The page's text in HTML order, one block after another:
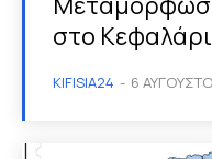
στο Κεφαλάρι
KIFISIA24 - 6